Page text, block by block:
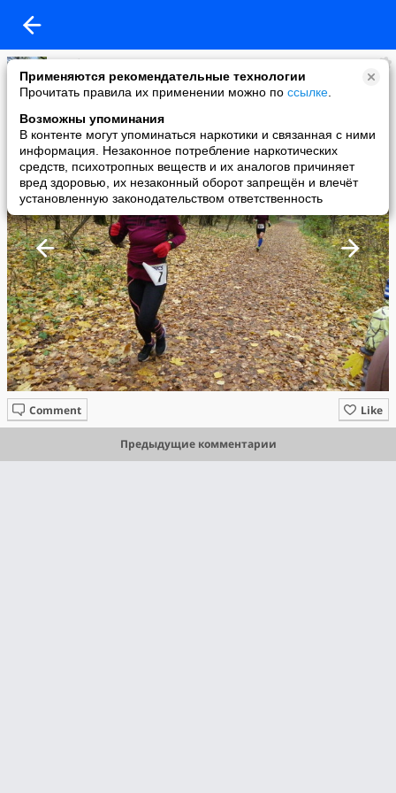
Применяются рекомендательные технологии
Прочитать правила их применении можно по ссылке
Возможны упоминания
В контенте могут упоминаться наркотики и связанная с ними
информация. Незаконное потребление наркотических
средств, психотропных веществ и их аналогов причиняет
вред здоровью, их незаконный оборот запрещён и влечёт
установленную законодательством ответственность
Клуб Сенеж
added a photo
21 Oct в 17:18
Like
Comment
Предыдущие комментарии